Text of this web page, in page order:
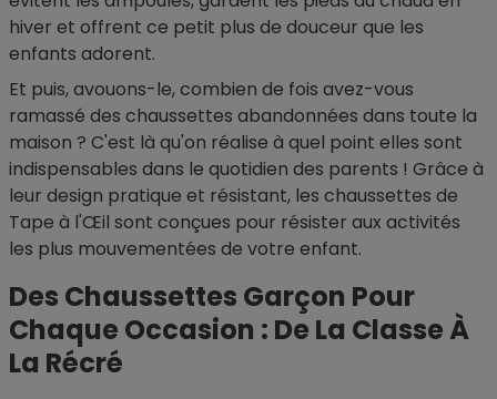
hiver et offrent ce petit plus de douceur que les
enfants adorent.
Et puis, avouons-le, combien de fois avez-vous
ramassé des chaussettes abandonnées dans toute la
maison ? C'est là qu'on réalise à quel point elles sont
indispensables dans le quotidien des parents ! Grâce à
leur design pratique et résistant, les chaussettes de
Tape à l'Œil sont conçues pour résister aux activités
les plus mouvementées de votre enfant.
Des Chaussettes Garçon Pour
Chaque Occasion : De La Classe À
La Récré